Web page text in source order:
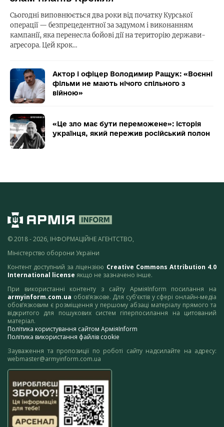
Сьогодні виповнюється два роки від початку Курської
операції — безпрецедентної за задумом і виконанням
кампанії, яка перенесла бойові дії на територію держави-
агресора. Цей крок…
Актор і офіцер Володимир Ращук: «Воєнні
фільми не мають нічого спільного з
війною»
«Це зло має бути переможене»: історія
українця, який пережив російський полон
© 2018 - 2026, ІНФОРМАЦІЙНЕ АГЕНТСТВО,
Міністерство оборони України
Контент доступний за ліцензією Creative Commons Attribution 4.0
International license якщо не зазначено інше.
При використанні контенту з сайту АрміяInform посилання на
armyinform.com.ua обов’язкове. Для суб’єктів у сфері онлайн-медіа
обов’язковим є розміщення у першому абзаці матеріалу прямого та
відкритого для пошукових систем гіперпосилання на цитований
матеріал.
Політика користування сайтом АрміяInform
Політика використання файлів cookie
Зауваження та пропозиції по роботі сайту надсилайте на адресу:
webmaster@armyinform.com.ua